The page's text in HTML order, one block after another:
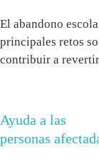
El abandono
principales retos
contribuir a
Ayuda a las
personas